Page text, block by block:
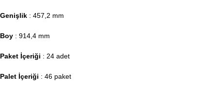
Genişlik : 457,2 mm
Boy : 914,4 mm
Paket İçeriği : 24 adet
Palet İçeriği : 46 paket